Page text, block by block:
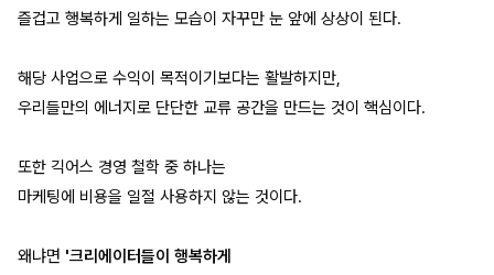
즐겁고 행복하게 일하는 모습이 자꾸만 눈 앞에 상상이 된다.
해당 사업으로 수익이 목적이기보다는 활발하지만,
우리들만의 에너지로 단단한 교류 공간을 만드는 것이 핵심이다.
또한 긱어스 경영 철학 중 하나는
마케팅에 비용을 일절 사용하지 않는 것이다.
왜냐면 '크리에이터들이 행복하게